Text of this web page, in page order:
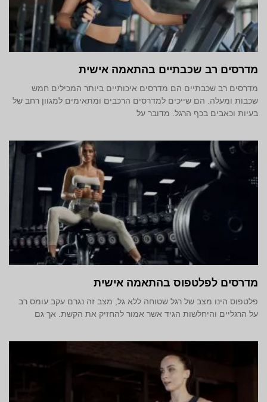
מדרסים רב שכבתיים בהתאמה אישית
מדרסים רב שכבתיים הם מדרסים איכותיים ביותר המכילים חמש
שכבות ומעלה. הם שייכים למדרסים הרכבים ומתאימים למגוון רחב של
בעיות וכאבים בכף הרגל. מדובר על
מדרסים לפלטפוס בהתאמה אישית
פלטפוס הינו מצב של רגל שטוחה ללא גל, מצב זה נגרם עקב עומס רב
על הרגליים והיחלשות הגיד אשר אמור להחזיק את הקשת. אך גם